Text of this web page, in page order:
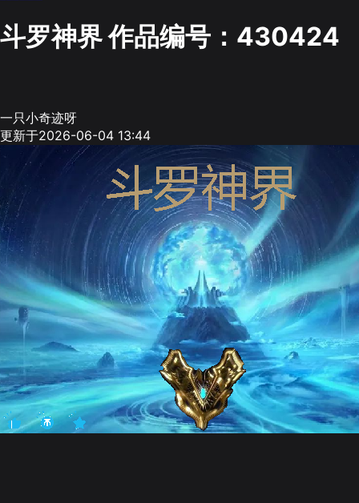
斗罗神界作品编号：430424
一只小奇迹呀
更新于2026-06-04 13:44